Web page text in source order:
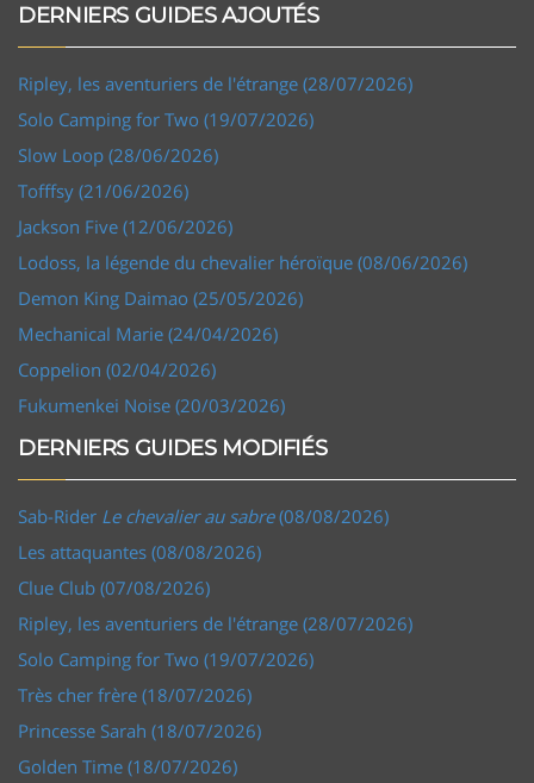
DERNIERS GUIDES AJOUTÉS
Ripley, les aventuriers de l'étrange (28/07/2026)
Solo Camping for Two (19/07/2026)
Slow Loop (28/06/2026)
Tofffsy (21/06/2026)
Jackson Five (12/06/2026)
Lodoss, la légende du chevalier héroïque (08/06/2026)
Demon King Daimao (25/05/2026)
Mechanical Marie (24/04/2026)
Coppelion (02/04/2026)
Fukumenkei Noise (20/03/2026)
DERNIERS GUIDES MODIFIÉS
Sab-Rider Le chevalier au sabre(08/08/2026)
Les attaquantes (08/08/2026)
Clue Club (07/08/2026)
Ripley, les aventuriers de l'étrange (28/07/2026)
Solo Camping for Two (19/07/2026)
Très cher frère (18/07/2026)
Princesse Sarah (18/07/2026)
Golden Time (18/07/2026)